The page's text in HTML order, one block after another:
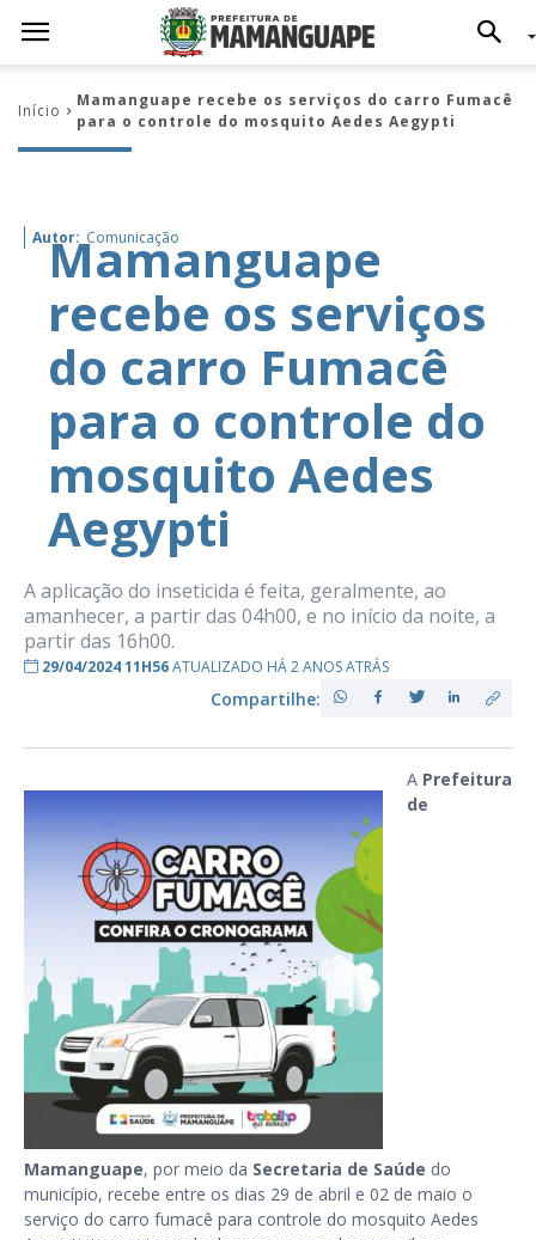
Início
Mamanguape recebe os serviços do carro Fumacê
para o controle do mosquito Aedes Aegypti
Autor: Comunicação
Mamanguape
recebe os serviços
do carro Fumacê
para o controle do
mosquito Aedes
Aegypti
A aplicação do inseticida é feita, geralmente, ao
amanhecer, a partir das 04h00, e no início da noite, a
partir das 16h00.
29/04/2024 11H56ATUALIZADO HÁ 2 ANOS ATRÁS
Compartilhe:
A Prefeitura
de
Mamanguape, por meio da Secretaria de Saúde do
município, recebe entre os dias 29 de abril e 02 de maio o
serviço do carro fumacê para controle do mosquito Aedes